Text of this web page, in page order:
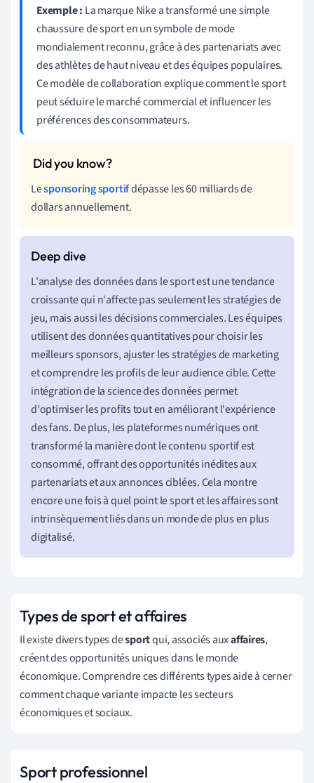
Exemple : La marque Nike a transformé une simple
chaussure de sport en un symbole de mode
mondialement reconnu, grâce à des partenariats avec
des athlètes de haut niveau et des équipes populaires.
Ce modèle de collaboration explique comment le sport
peut séduire le marché commercial et influencer les
préférences des consommateurs.
Lesponsoring sportifdépasse les 60 milliards de
dollars annuellement.
L'analyse des données dans le sport est une tendance
croissante qui n'affecte pas seulement les stratégies de
jeu, mais aussi les décisions commerciales. Les équipes
utilisent des données quantitatives pour choisir les
meilleurs sponsors, ajuster les stratégies de marketing
et comprendre les profils de leur audience cible. Cette
intégration de la science des données permet
d'optimiser les profits tout en améliorant l'expérience
des fans. De plus, les plateformes numériques ont
transformé la manière dont le contenu sportif est
consommé, offrant des opportunités inédites aux
partenariats et aux annonces ciblées. Cela montre
encore une fois à quel point le sport et les affaires sont
intrinsèquement liés dans un monde de plus en plus
digitalisé.
Types de sport et affaires
Il existe divers types desportqui, associés auxaffaires,
créent des opportunités uniques dans le monde
économique. Comprendre ces différents types aide à cerner
comment chaque variante impacte les secteurs
économiques et sociaux.
Sport professionnel